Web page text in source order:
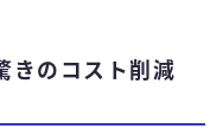
きのコスト削減